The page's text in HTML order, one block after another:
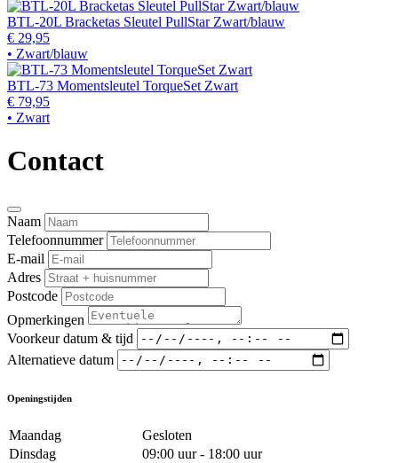
BTL-20L Bracketas Sleutel PullStar Zwart/blauw
€ 29,95
• Zwart/blauw
BTL-73 Momentsleutel TorqueSet Zwart
€ 79,95
• Zwart
Contact
Naam
Telefoonnummer
E-mail
Adres
Postcode
Opmerkingen
Voorkeur datum & tijd
Alternatieve datum
Openingstijden
Maandag
Gesloten
Dinsdag
09:00 uur - 18:00 uur